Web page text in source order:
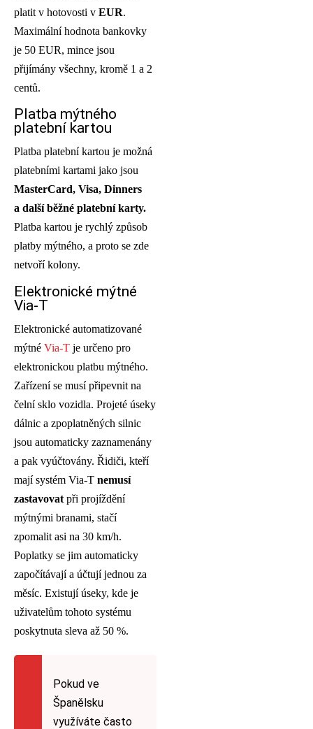
platit v hotovosti v EUR.
Maximální hodnota bankovky
je 50 EUR, mince jsou
přijímány všechny, kromě 1 a 2
centů.
Platba mýtného
platební kartou
Platba platební kartou je možná
platebními kartami jako jsou
MasterCard, Visa, Dinners
a další běžné platební karty.
Platba kartou je rychlý způsob
platby mýtného, a proto se zde
netvoří kolony.
Elektronické mýtné
Via-T
Elektronické automatizované
mýtné Via-T je určeno pro
elektronickou platbu mýtného.
Zařízení se musí připevnit na
čelní sklo vozidla. Projeté úseky
dálnic a zpoplatněných silnic
jsou automaticky zaznamenány
a pak vyúčtovány. Řidiči, kteří
mají systém Via-T nemusí
zastavovat při projíždění
mýtnými branami, stačí
zpomalit asi na 30 km/h.
Poplatky se jim automaticky
započítávají a účtují jednou za
měsíc. Existují úseky, kde je
uživatelům tohoto systému
poskytnuta sleva až 50 %.
Pokud ve
Španělsku
využíváte často